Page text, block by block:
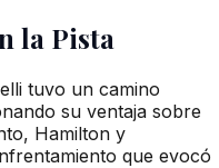
la Pista
tuvo un camino
su ventaja sobre
Hamilton y
que evocó